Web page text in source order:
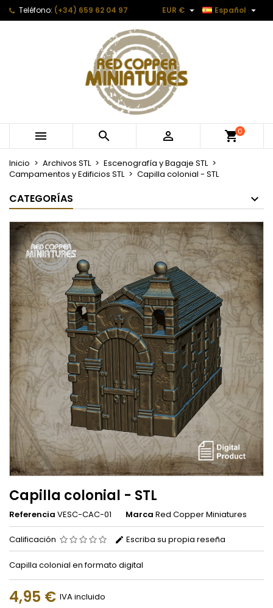
Teléfono: (+34) 659 62 04 97 Español 
EUR € 
   0
Inicio Archivos STL
Escenografía y Bagaje STL
Campamentos y Edificios STL
Capilla colonial - STL
CATEGORÍAS
Capilla colonial - STL
Referencia VESC-CAC-01 Marca Red Copper Miniatures
Calificación Escriba su propia reseña
Capilla colonial en formato digital
4,95 € IVA incluido